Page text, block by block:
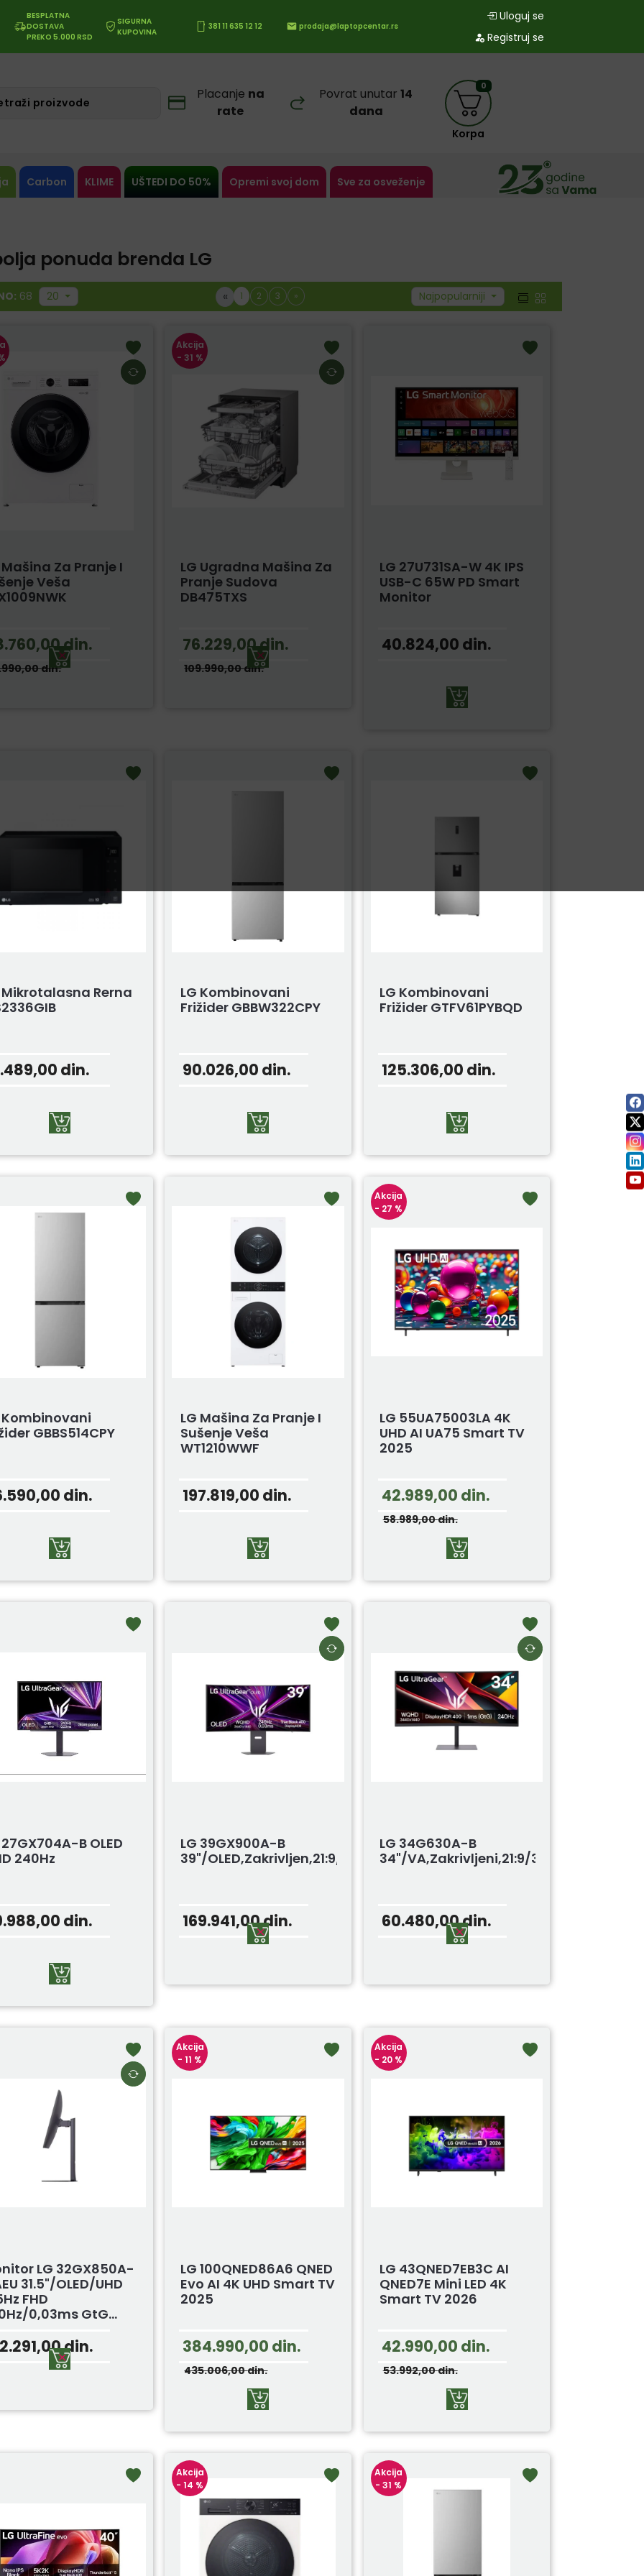
BESPLATNA
DOSTAVA
PREKO 5.000 RSD
SIGURNA
KUPOVINA
381 11 635 12 12 prodaja@laptopcentar.rs
Uloguj se
Registruj se
Placanje na
rate
Povrat unutar14
dana
0
Korpa
Carbon KLIME UŠTEDI DO 50% Opremi svoj dom Sve za osveženje
ponuda brenda LG
68 20 « 1 2 3 » Najpopularniji
Mašina Za Pranje I
Veša
din.
din.
Akcija
- 31 %
LG Ugradna Mašina Za
Pranje Sudova
DB475TXS
76.229,00din.
109.990,00din.
LG 27U731SA-W 4K IPS
USB-C 65W PD Smart
Monitor
40.824,00 din.
Mikrotalasna Rerna
din.
LG Kombinovani
Frižider GBBW322CPY
90.026,00 din.
LG Kombinovani
Frižider GTFV61PYBQD
125.306,00 din.
Kombinovani
GBBS514CPY
din.
LG Mašina Za Pranje I
Sušenje Veša
WT1210WWF
197.819,00 din.
Akcija
- 27 %
LG 55UA75003LA 4K
UHD AI UA75 Smart TV
2025
42.989,00 din.
58.989,00din.
27GX704A-B OLED
240Hz
din.
LG 39GX900A-B
39"/OLED,zakrivljen,21:9/3440x1440/240Hz/0.03ms/HDMI,...
169.941,00din.
LG 34G630A-B
34"/VA,zakrivljeni,21:9/3440x1440/
60.480,00din.
LG 32GX850A-
31.5"/OLED/UHD
FHD
0,03ms GtG...
din.
Akcija
- 11 %
LG 100QNED86A6 QNED
Evo AI 4K UHD Smart TV
2025
384.990,00 din.
435.006,00din.
Akcija
- 20 %
LG 43QNED7EB3C AI
QNED7E Mini LED 4K
Smart TV 2026
42.990,00 din.
53.992,00din.
Akcija
- 14 %
Akcija
- 31 %